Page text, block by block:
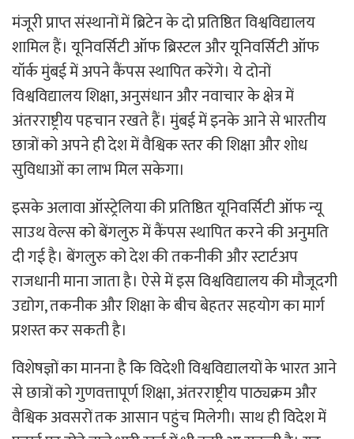
मंजूरी प्राप्त संस्थानों में ब्रिटेन के दो प्रतिष्ठित विश्वविद्यालय
शामिल हैं। यूनिवर्सिटी ऑफ ब्रिस्टल और यूनिवर्सिटी ऑफ
यॉर्क मुंबई में अपने कैंपस स्थापित करेंगे। ये दोनों
विश्वविद्यालय शिक्षा, अनुसंधान और नवाचार के क्षेत्र में
अंतरराष्ट्रीय पहचान रखते हैं। मुंबई में इनके आने से भारतीय
छात्रों को अपने ही देश में वैश्विक स्तर की शिक्षा और शोध
सुविधाओं का लाभ मिल सकेगा।
इसके अलावा ऑस्ट्रेलिया की प्रतिष्ठित यूनिवर्सिटी ऑफ न्यू
साउथ वेल्स को बेंगलुरु में कैंपस स्थापित करने की अनुमति
दी गई है। बेंगलुरु को देश की तकनीकी और स्टार्टअप
राजधानी माना जाता है। ऐसे में इस विश्वविद्यालय की मौजूदगी
उद्योग, तकनीक और शिक्षा के बीच बेहतर सहयोग का मार्ग
प्रशस्त कर सकती है।
विशेषज्ञों का मानना है कि विदेशी विश्वविद्यालयों के भारत आने
से छात्रों को गुणवत्तापूर्ण शिक्षा, अंतरराष्ट्रीय पाठ्यक्रम और
वैश्विक अवसरों तक आसान पहुंच मिलेगी। साथ ही विदेश में